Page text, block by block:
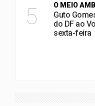
5 O MEIO
Guto
do DF ao
sexta-feira